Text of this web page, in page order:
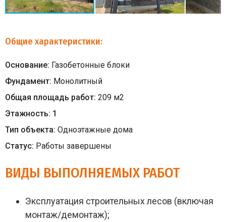
Общие характеристики:
Основание: Газобетонные блоки
Фундамент: Монолитный
Общая площадь работ: 209 м2
Этажность: 1
Тип объекта: Одноэтажные дома
Статус: Работы завершены
ВИДЫ ВЫПОЛНЯЕМЫХ РАБОТ
Эксплуатация строительных лесов (включая
монтаж/демонтаж);